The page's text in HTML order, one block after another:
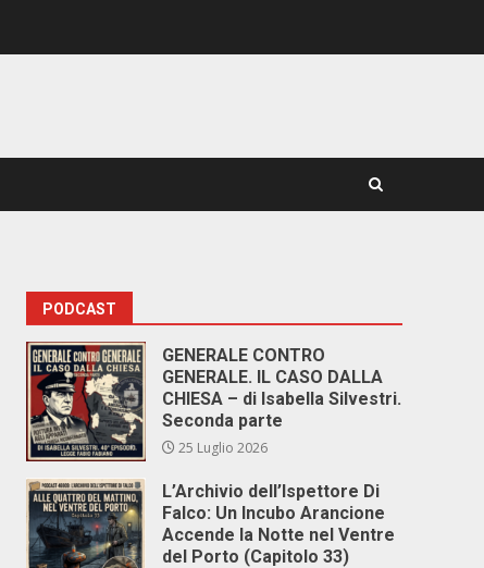
PODCAST
GENERALE CONTRO
GENERALE. IL CASO DALLA
CHIESA – di Isabella Silvestri.
Seconda parte
25 Luglio 2026
L’Archivio dell’Ispettore Di
Falco: Un Incubo Arancione
Accende la Notte nel Ventre
del Porto (Capitolo 33)